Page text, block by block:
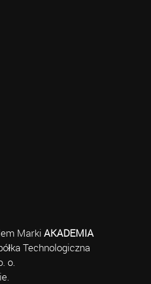
Marki AKADEMIA
Technologiczna
o.